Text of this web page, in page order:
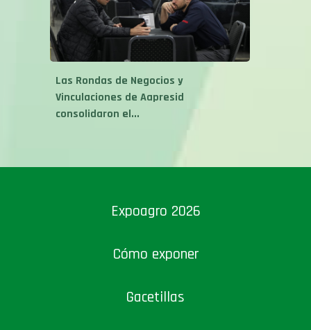
Las Rondas de Negocios y
Vinculaciones de Aapresid
consolidaron el...